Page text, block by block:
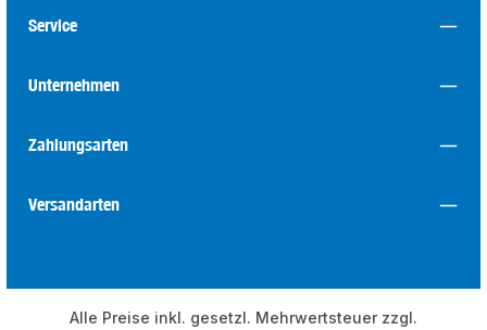
Service
Unternehmen
Zahlungsarten
Versandarten
Alle Preise inkl. gesetzl. Mehrwertsteuer zzgl.